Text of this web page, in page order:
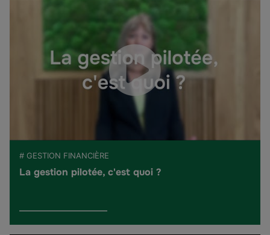
# GESTION FINANCIÈRE
La gestion pilotée, c'est quoi ?